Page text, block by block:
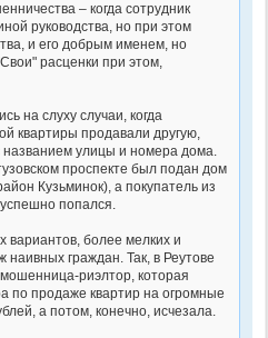
– когда сотрудник
руководства, но при этом
и его добрым именем, но
расценки при этом,
на слуху случаи, когда
квартиры продавали другую,
названием улицы и номера дома.
проспекте был подан дом
Кузьминок), а покупатель из
попался.
вариантов, более мелких и
наивных граждан. Так, в Реутове
риэлтор, которая
по продаже квартир на огромные
а потом, конечно, исчезала.